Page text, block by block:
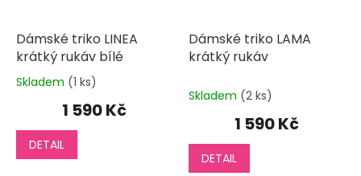
Dámské triko LINEA
krátký rukáv bílé
Průměrné
produktu
je
5,0
z
Skladem (1 ks)
1 590 Kč
DETAIL
Dámské triko LAMA
krátký rukáv
Skladem (2 ks)
1 590 Kč
DETAIL